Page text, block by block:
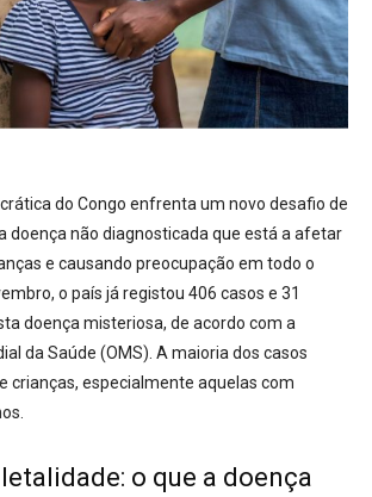
do Congo enfrenta um novo desafio de
doença não diagnosticada que está a afetar
e causando preocupação em todo o
o país já registou 406 casos e 31
doença misteriosa, de acordo com a
da Saúde (OMS). A maioria dos casos
crianças, especialmente aquelas com
o que a doença